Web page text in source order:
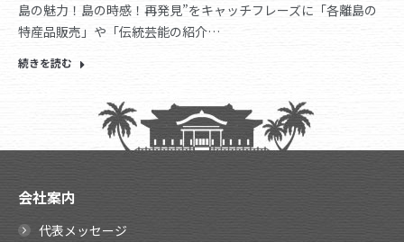
島の魅力！島の時感！再発見”をキャッチフレーズに「各離島の
特産品販売」や「伝統芸能の紹介…
続きを読む
会社案内
代表メッセージ